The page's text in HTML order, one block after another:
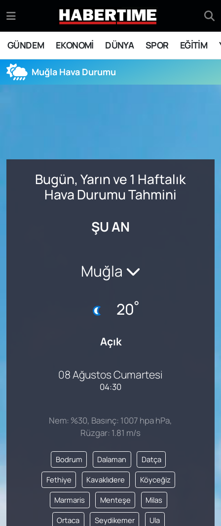
GÜNDEM EKONOMİ DÜNYA SPOR EĞİTİM
Muğla Hava Durumu
Bugün, Yarın ve 1 Haftalık
Hava Durumu Tahmini
ŞU AN
Muğla
20°
Açık
08 Ağustos Cumartesi
04:30
Nem: %30, Basınç: 1007 hpa hPa,
Rüzgar: 1.81 m/s
Bodrum Dalaman Datça
Fethiye Kavaklıdere Köyceğiz
Marmaris Menteşe Milas
Ortaca Seydikemer Ula
EKONOMİ
DÜNYA
SİYASET
Eskişehir Nöbetçi Eczaneler
Eskişehir Hava Durumu
Eskişehir Namaz Vakitleri
Son Dakika Haberleri